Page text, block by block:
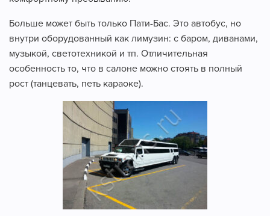
Больше может быть только Пати-Бас. Это автобус, но
внутри оборудованный как лимузин: с баром, диванами,
музыкой, светотехникой и тп. Отличительная
особенность то, что в салоне можно стоять в полный
рост (танцевать, петь караоке).